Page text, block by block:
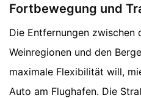
Fortbewegung und
Die Entfernungen zwischen
Weinregionen und den
maximale Flexibilität will,
Auto am Flughafen. Die